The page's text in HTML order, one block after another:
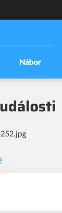
Nábor